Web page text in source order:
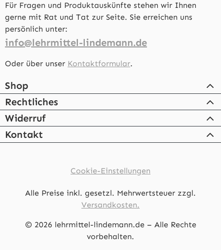
Für Fragen und Produktauskünfte stehen wir Ihnen
gerne mit Rat und Tat zur Seite. Sie erreichen uns
persönlich unter:
info@lehrmittel-lindemann.de
Oder über unser Kontaktformular.
Shop
Rechtliches
Widerruf
Kontakt
Cookie-Einstellungen
Alle Preise inkl. gesetzl. Mehrwertsteuer zzgl.
Versandkosten.
© 2026 lehrmittel-lindemann.de – Alle Rechte
vorbehalten.